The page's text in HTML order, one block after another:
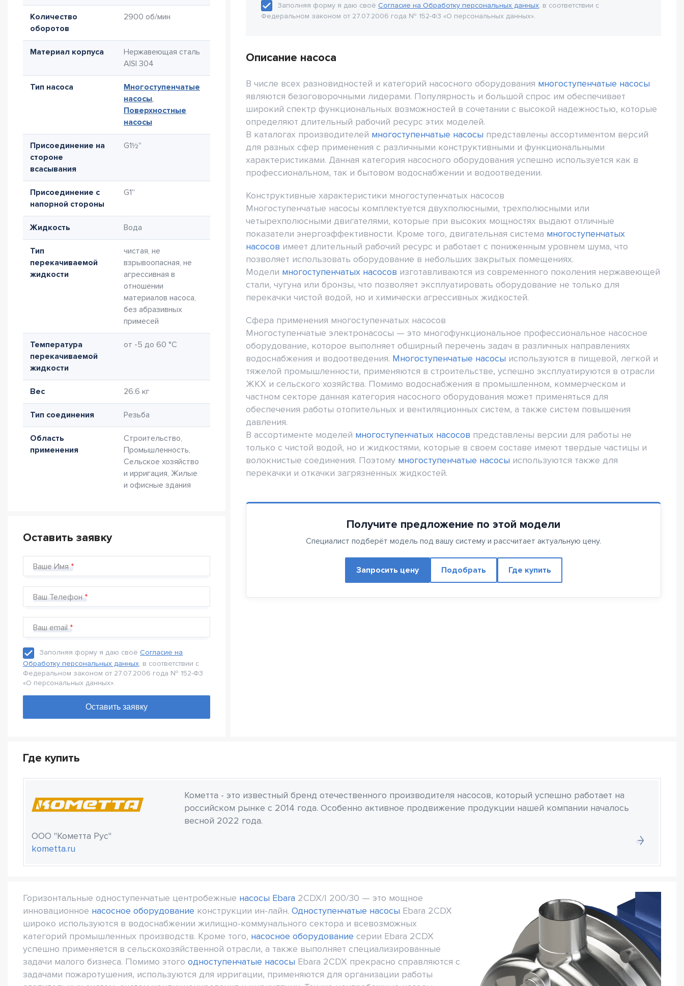
Количество
оборотов
2900 об/мин
Материал корпуса
Нержавеющая сталь
AISI 304
Тип насоса
Многоступенчатые
насосы,
Поверхностные
насосы
Присоединение на
стороне
всасывания
G1½''
Присоединение с
напорной стороны
G1''
Жидкость Вода
Тип
перекачиваемой
жидкости
чистая, не
взрывоопасная, не
агрессивная в
отношении
материалов насоса,
без абразивных
примесей
Температура
перекачиваемой
жидкости
от -5 до 60 °C
Вес 26.6 кг
Тип соединения Резьба
Область
применения
Строительство,
Промышленность,
Сельское хозяйство
и ирригация, Жилые
и офисные здания
Оставить заявку
Ваше Имя
Ваш Телефон
Ваш email
Заполняя форму я даю своё Согласие на
Обработку персональных данных, в соответствии с
Федеральном законом от 27.07.2006 года № 152-Ф3
«О персональных данных».
Заполняя форму я даю своё Согласие на Обработку персональных данных, в соответствии с
Федеральном законом от 27.07.2006 года № 152-Ф3 «О персональных данных».
Описание насоса
В числе всех разновидностей и категорий насосного оборудования многоступенчатые насосы
являются безоговорочными лидерами. Популярность и большой спрос им обеспечивает
широкий спектр функциональных возможностей в сочетании с высокой надежностью, которые
определяют длительный рабочий ресурс этих моделей.
В каталогах производителей многоступенчатые насосы представлены ассортиментом версий
для разных сфер применения с различными конструктивными и функциональными
характеристиками. Данная категория насосного оборудования успешно используется как в
профессиональном, так и бытовом водоснабжении и водоотведении.
Конструктивные характеристики многоступенчатых насосов
Многоступенчатые насосы комплектуется двухполюсными, трехполюсными или
четырехполюсными двигателями, которые при высоких мощностях выдают отличные
показатели энергоэффективности. Кроме того, двигательная система многоступенчатых
насосов имеет длительный рабочий ресурс и работает с пониженным уровнем шума, что
позволяет использовать оборудование в небольших закрытых помещениях.
Модели многоступенчатых насосов изготавливаются из современного поколения нержавеющей
стали, чугуна или бронзы, что позволяет эксплуатировать оборудование не только для
перекачки чистой водой, но и химически агрессивных жидкостей.
Сфера применения многоступенчатых насосов
Многоступенчатые электронасосы — это многофункциональное профессиональное насосное
оборудование, которое выполняет обширный перечень задач в различных направлениях
водоснабжения и водоотведения. Многоступенчатые насосы используются в пищевой, легкой и
тяжелой промышленности, применяются в строительстве, успешно эксплуатируются в отрасли
ЖКХ и сельского хозяйства. Помимо водоснабжения в промышленном, коммерческом и
частном секторе данная категория насосного оборудования может применяться для
обеспечения работы отопительных и вентиляционных систем, а также систем повышения
давления.
В ассортименте моделей многоступенчатых насосов представлены версии для работы не
только с чистой водой, но и жидкостями, которые в своем составе имеют твердые частицы и
волокнистые соединения. Поэтому многоступенчатые насосы используются также для
перекачки и откачки загрязненных жидкостей.
Получите предложение по этой модели
Специалист подберёт модель под вашу систему и рассчитает актуальную цену.
Запросить цену Подобрать Где купить
Где купить
ООО "Кометта Рус"
kometta.ru
Кометта - это известный бренд отечественного производителя насосов, который успешно работает на
российском рынке с 2014 года. Особенно активное продвижение продукции нашей компании началось
весной 2022 года.
Горизонтальные одноступенчатые центробежные насосы Ebara 2CDX/I 200/30 — это мощное
инновационное насосное оборудование конструкции ин-лайн. Одноступенчатые насосы Ebara 2CDX
широко используются в водоснабжении жилищно-коммунального сектора и всевозможных
категорий промышленных производств. Кроме того, насосное оборудование серии Ebara 2CDX
успешно применяется в сельскохозяйственной отрасли, а также выполняет специализированные
задачи малого бизнеса. Помимо этого одноступенчатые насосы Ebara 2CDX прекрасно справляются с
задачами пожаротушения, используются для ирригации, применяются для организации работы